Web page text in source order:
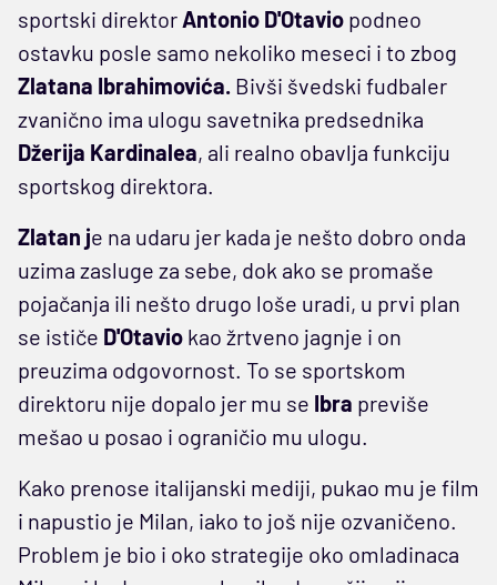
sportski direktor Antonio D'Otavio podneo
ostavku posle samo nekoliko meseci i to zbog
Zlatana Ibrahimovića. Bivši švedski fudbaler
zvanično ima ulogu savetnika predsednika
Džerija Kardinalea, ali realno obavlja funkciju
sportskog direktora.
Zlatan je na udaru jer kada je nešto dobro onda
uzima zasluge za sebe, dok ako se promaše
pojačanja ili nešto drugo loše uradi, u prvi plan
se ističe D'Otavio kao žrtveno jagnje i on
preuzima odgovornost. To se sportskom
direktoru nije dopalo jer mu se Ibra previše
mešao u posao i ograničio mu ulogu.
Kako prenose italijanski mediji, pukao mu je film
i napustio je Milan, iako to još nije ozvaničeno.
Problem je bio i oko strategije oko omladinaca